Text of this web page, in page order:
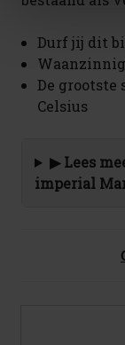
Durf jij dit
De grootste
Celsius
▶ Lees
imperial